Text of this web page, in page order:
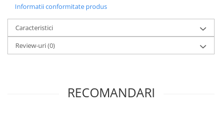
Informatii conformitate produs
Caracteristici
Review-uri(0)
RECOMANDARI